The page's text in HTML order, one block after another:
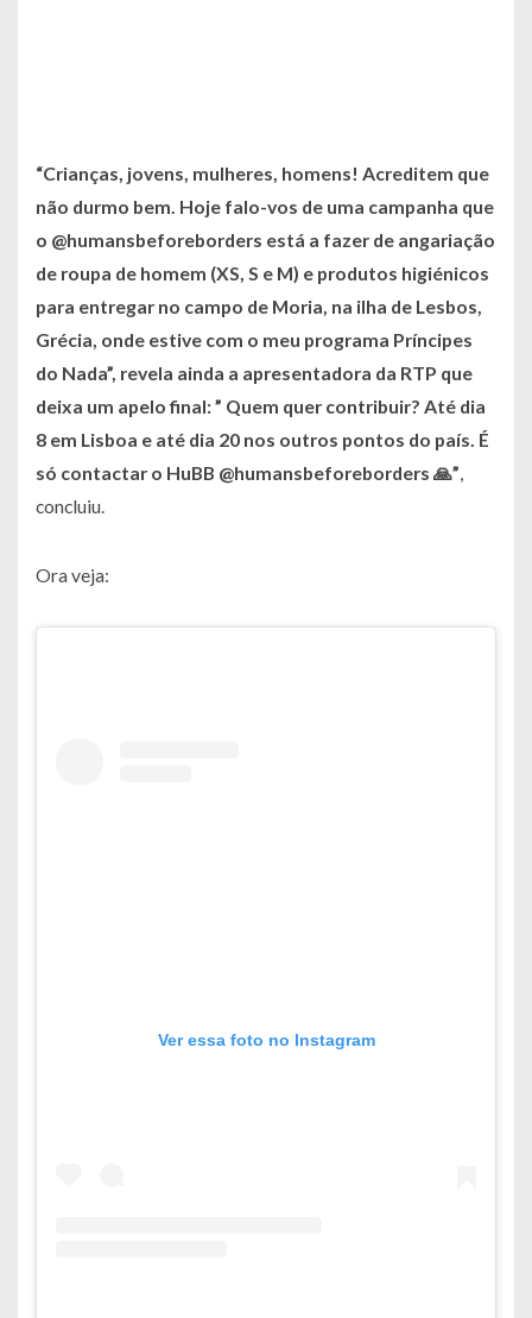
“Crianças, jovens, mulheres, homens! Acreditem que
não durmo bem. Hoje falo-vos de uma campanha que
o @humansbeforeborders está a fazer de angariação
de roupa de homem (XS, S e M) e produtos higiénicos
para entregar no campo de Moria, na ilha de Lesbos,
Grécia, onde estive com o meu programa Príncipes
do Nada”, revela ainda a apresentadora da RTP que
deixa um apelo final: ” Quem quer contribuir? Até dia
8 em Lisboa e até dia 20 nos outros pontos do país. É
só contactar o HuBB @humansbeforeborders 🙏”,
concluiu.
Ora veja:
Ver essa foto no Instagram